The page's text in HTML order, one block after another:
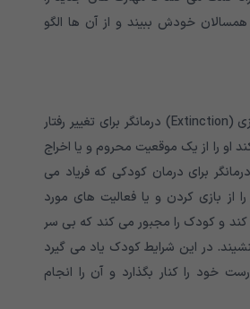
همسالان خودش ببیند و از آن ها الگو
در روش خاموش سازی (Extinction) درمانگر برای تغییر رفتار
او را از یک موقعیت محروم و یا اخراج
برای درمان کودکی که فریاد می
از بازی کردن و یا فعالیت های مورد
و کودک را مجبور می کند که بی سر
در این شرایط کودک یاد می گیرد
خود را کنار بگذارد و آن را انجام